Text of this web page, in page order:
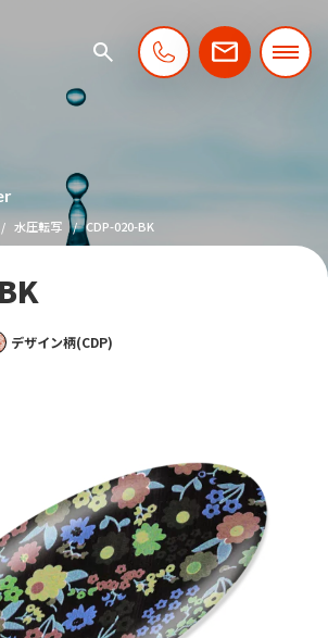
水圧転写 CDP-020-BK
デザイン柄(CDP)